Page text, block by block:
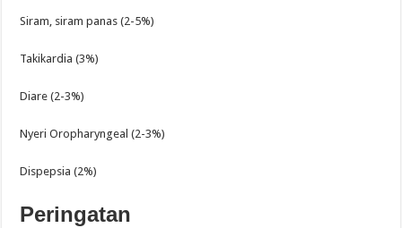
Siram, siram panas (2-5%)
Takikardia (3%)
Diare (2-3%)
Nyeri Oropharyngeal (2-3%)
Dispepsia (2%)
Peringatan